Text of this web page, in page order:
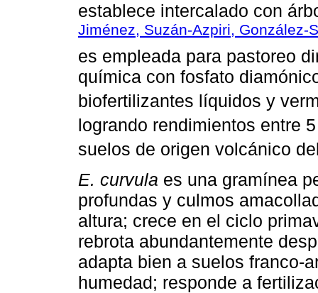
establece intercalado con
Jiménez, Suzán-Azpiri, González-
es empleada para pastoreo
química con fosfato
biofertilizantes líquidos y
logrando rendimientos entre
suelos de origen volcánico
E. curvula es una gramínea
profundas y culmos
altura; crece en el ciclo
rebrota abundantemente
adapta bien a suelos franco-
humedad; responde a